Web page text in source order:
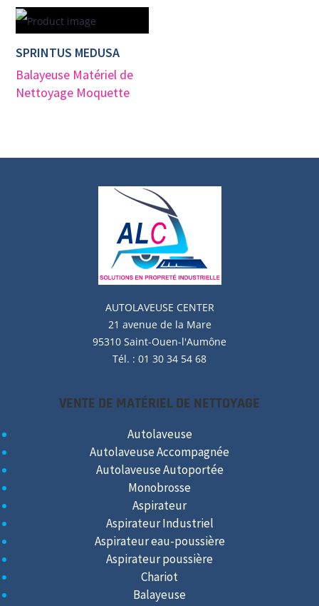
SPRINTUS MEDUSA
Balayeuse Matériel de
Nettoyage Moquette
AUTOLAVEUSE CENTER
21 avenue de la Mare
95310 Saint-Ouen-l'Aumône
Tél. : 01 30 34 54 68
VENTE DE MATÉRIEL DE NETTOYAGE
Autolaveuse
Autolaveuse Accompagnée
Autolaveuse Autoportée
Monobrosse
Aspirateur
Aspirateur Industriel
Aspirateur eau-poussière
Aspirateur poussière
Chariot
Balayeuse